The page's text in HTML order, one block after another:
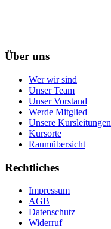
Über uns
Wer wir sind
Unser Team
Unser Vorstand
Werde Mitglied
Unsere Kursleitungen
Kursorte
Raumübersicht
Rechtliches
Impressum
AGB
Datenschutz
Widerruf